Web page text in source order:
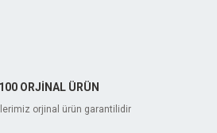
ORJİNAL ÜRÜN
orjinal ürün garantilidir